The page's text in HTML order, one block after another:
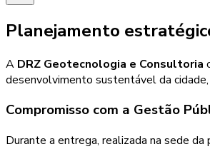
Planejamento
A DRZ Geotecnologia e Consultoria
desenvolvimento sustentável da
Compromisso com a Gestão
Durante a entrega, realizada na sede